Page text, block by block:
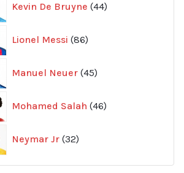
Kevin De Bruyne 44
produkter
Lionel Messi 86
produkter
Manuel Neuer 45
produkter
Mohamed Salah 46
produkter
Neymar Jr 32
produkter